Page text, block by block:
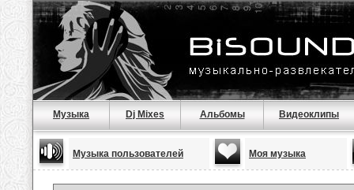
Музыка Dj Mixes Альбомы Видеоклипы
Музыка пользователей Моя музыка